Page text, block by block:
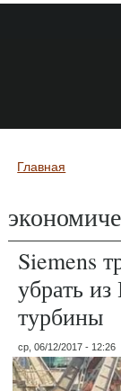
Вы здесь
Главная
Siemens
убрать
турбины
ср, 06/12/2017 - 12:26